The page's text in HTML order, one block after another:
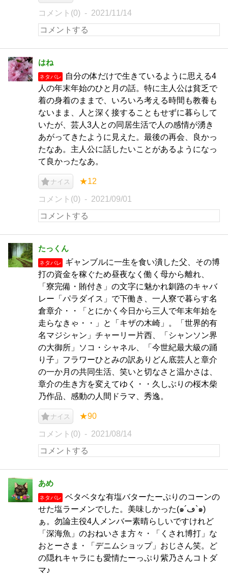
コメント(0) 2021/11/14
はね
ネタバレ
自分の体だけで生きているように思える4
人の年末年始のひと月の話。特に主人公は貧乏で
着の身着のままで、いろいろ考える時間も教養も
ないまま、人と深く接することもせずに暮らして
いたが、芸人3人との同居生活で人の感情が湧き
あがってきたように見えた。最後の再会、良かっ
たなあ。主人公に話したいことがあるようになっ
て良かったなあ。
ナイス ★12
コメント(0) 2021/09/01
たっくん
ネタバレ
ギャンブルに一生を食い潰した父、その博
打の資金を稼ぐため昼夜なく働く母から離れ、
「寮完備・賄付き」の文字に魅かれ釧路のキャバ
レー「パラダイス」で下働き、一人寮で暮らす名
倉章介・・「とにかく今日から三人で年末年始を
走らなきゃ・・」と「キザの木崎」。「世界的有
名マジシャン」チャーリー片西、「シャンソン界
の大御所」ソコ・シャネル、「今世紀最大級の踊
り子」フラワーひとみの訳ありどん底芸人と章介
の一か月の共同生活、笑いと切なさと温かさは、
章介の生き方を変えてゆく・・久しぶりの桜木柴
乃作品、感動の人間ドラマ、秀逸。
ナイス ★90
コメント(0) 2021/08/14
あめ
ネタバレ
ベタベタな有塩バターたーぷりのコーンの
せた塩ラーメンでした。美味しかった(๑´ڡ`๑)
ぁ。勿論主役4人メンバー素晴らしいですけれど
「深海魚」のおねいさま方々・「くされ博打」な
おとーさま・「デニムショップ」おじさん笑。ど
の隠れキャラにも愛情たーっぷり紫乃さんコトダ
マ♪